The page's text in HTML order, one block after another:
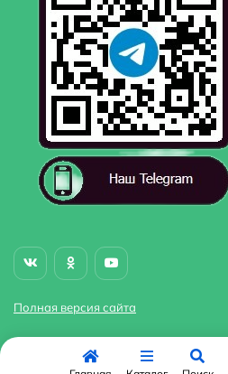
Полная версия сайта